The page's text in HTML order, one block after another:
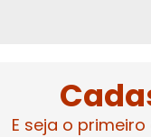
E seja o